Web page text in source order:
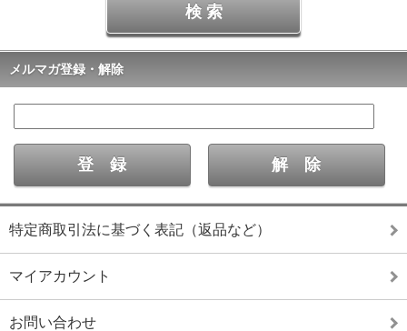
メルマガ登録・解除
特定商取引法に基づく表記（返品など）
マイアカウント
お問い合わせ